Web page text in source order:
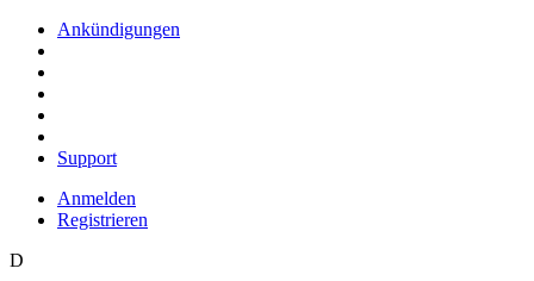
Ankündigungen
Support
Anmelden
Registrieren
D